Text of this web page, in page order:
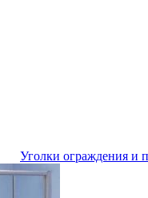
Уголки ограждения и